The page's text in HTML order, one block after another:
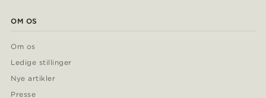
OM OS
Om os
Ledige stillinger
Nye artikler
Presse